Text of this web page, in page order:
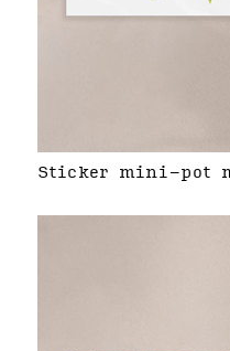
Sticker mini-pot